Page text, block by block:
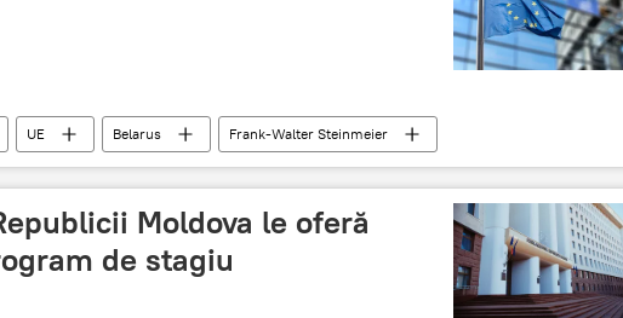
UE Belarus
Frank-Walter Steinmeier
sancțiuni anulare
Moldova le oferă
de stagiu